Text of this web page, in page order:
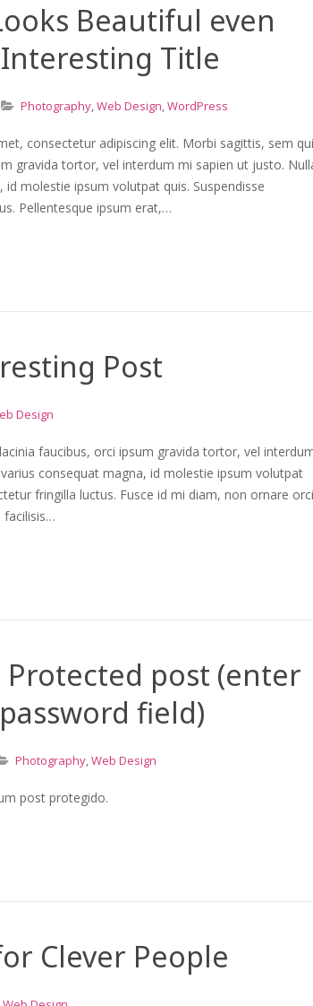
Beautiful even
Title
Photography,Web Design,WordPress
consectetur adipiscing elit. Morbi sagittis, sem
gravida tortor, vel interdum mi sapien ut justo.
id molestie ipsum volutpat quis. Suspendisse
Pellentesque ipsum erat,…
Post
Design
faucibus, orci ipsum gravida tortor, vel
consequat magna, id molestie ipsum volutpat
fringilla luctus. Fusce id mi diam, non ornare
facilisis…
Protected post (enter
field)
Photography,Web Design
post protegido.
Clever People